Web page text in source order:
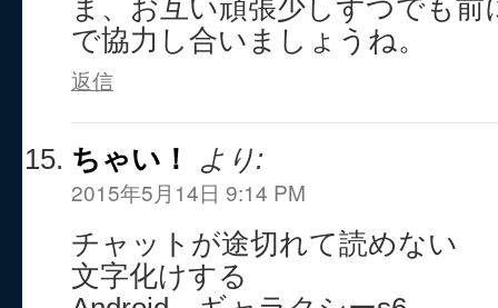
ま、お互い頑張少しずつでも
で協力し合いましょうね。
返信
ちゃい！ より:
2015年5月14日 9:14 PM
チャットが途切れて読めない
文字化けする